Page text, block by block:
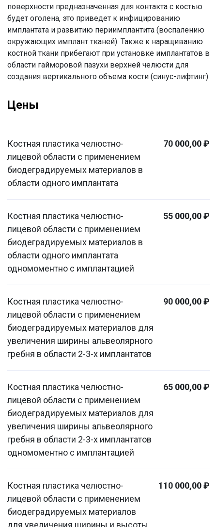
поверхности предназначенная для контакта с костью
будет оголена, это приведет к инфицированию
имплантата и развитию периимплантита (воспалению
окружающих имплант тканей). Также к наращиванию
костной ткани прибегают при установке имплантатов в
области гайморовой пазухи верхней челюсти для
создания вертикального объема кости (синус-лифтинг)
Цены
Костная пластика челюстно-
лицевой области с применением
биодеградируемых материалов в
области одного имплантата
70 000,00 ₽
Костная пластика челюстно-
лицевой области с применением
биодеградируемых материалов в
области одного имплантата
одномоментно с имплантацией
55 000,00 ₽
Костная пластика челюстно-
лицевой области с применением
биодеградируемых материалов для
увеличения ширины альвеолярного
гребня в области 2-3-х имплантатов
90 000,00 ₽
Костная пластика челюстно-
лицевой области с применением
биодеградируемых материалов для
увеличения ширины альвеолярного
гребня в области 2-3-х имплантатов
одномоментно с имплантацией
65 000,00 ₽
Костная пластика челюстно-
лицевой области с применением
биодеградируемых материалов
для увеличения ширины и высоты
110 000,00 ₽